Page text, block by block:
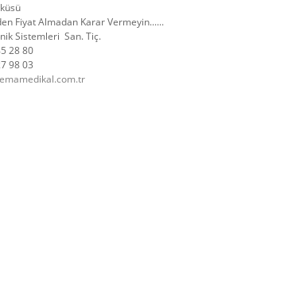
Fiyat Almadan Karar Vermeyin......
San. Tiç.
28 80
98 03